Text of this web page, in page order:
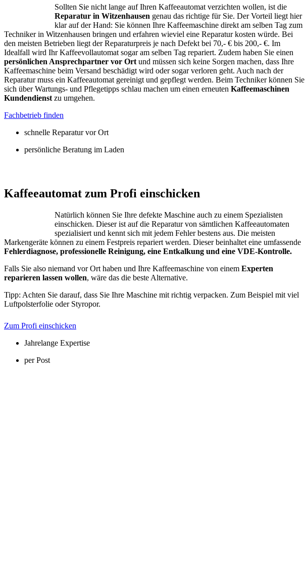
Sollten Sie nicht lange auf Ihren Kaffeeautomat verzichten wollen, ist die
Reparatur in Witzenhausen genau das richtige für Sie. Der Vorteil liegt hier
klar auf der Hand: Sie können Ihre Kaffeemaschine direkt am selben Tag zum
Techniker in Witzenhausen bringen und erfahren wieviel eine Reparatur kosten würde. Bei
den meisten Betrieben liegt der Reparaturpreis je nach Defekt bei 70,- € bis 200,- €. Im
Idealfall wird Ihr Kaffeevollautomat sogar am selben Tag repariert. Zudem haben Sie einen
persönlichen Ansprechpartner vor Ort und müssen sich keine Sorgen machen, dass Ihre
Kaffeemaschine beim Versand beschädigt wird oder sogar verloren geht. Auch nach der
Reparatur muss ein Kaffeeautomat gereinigt und gepflegt werden. Beim Techniker können Sie
sich über Wartungs- und Pflegetipps schlau machen um einen erneuten Kaffeemaschinen
Kundendienst zu umgehen.
Fachbetrieb finden
schnelle Reparatur vor Ort
persönliche Beratung im Laden
Kaffeeautomat zum Profi einschicken
Natürlich können Sie Ihre defekte Maschine auch zu einem Spezialisten
einschicken. Dieser ist auf die Reparatur von sämtlichen Kaffeeautomaten
spezialisiert und kennt sich mit jedem Fehler bestens aus. Die meisten
Markengeräte können zu einem Festpreis repariert werden. Dieser beinhaltet eine umfassende
Fehlerdiagnose, professionelle Reinigung, eine Entkalkung und eine VDE-Kontrolle.
Falls Sie also niemand vor Ort haben und Ihre Kaffeemaschine von einem Experten
reparieren lassen wollen, wäre das die beste Alternative.
Tipp: Achten Sie darauf, dass Sie Ihre Maschine mit richtig verpacken. Zum Beispiel mit viel
Luftpolsterfolie oder Styropor.
Zum Profi einschicken
Jahrelange Expertise
per Post